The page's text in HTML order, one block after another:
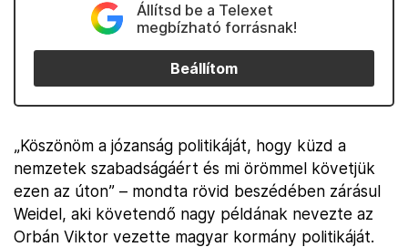
Állítsd be a Telexet
megbízható forrásnak!
Beállítom
„Köszönöm a józanság politikáját, hogy küzd a
nemzetek szabadságáért és mi örömmel követjük
ezen az úton” – mondta rövid beszédében zárásul
Weidel, aki követendő nagy példának nevezte az
Orbán Viktor vezette magyar kormány politikáját.